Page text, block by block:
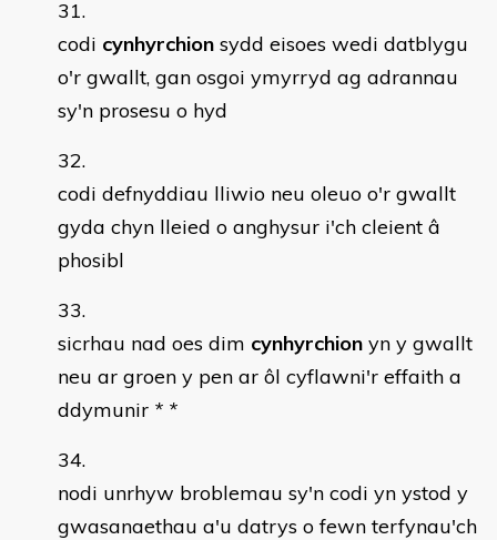
codi cynhyrchion sydd eisoes wedi datblygu
o'r gwallt, gan osgoi ymyrryd ag adrannau
sy'n prosesu o hyd
codi defnyddiau lliwio neu oleuo o'r gwallt
gyda chyn lleied o anghysur i'ch cleient â
phosibl
sicrhau nad oes dim cynhyrchion yn y gwallt
neu ar groen y pen ar ôl cyflawni'r effaith a
ddymunir * *
nodi unrhyw broblemau sy'n codi yn ystod y
gwasanaethau a'u datrys o fewn terfynau'ch